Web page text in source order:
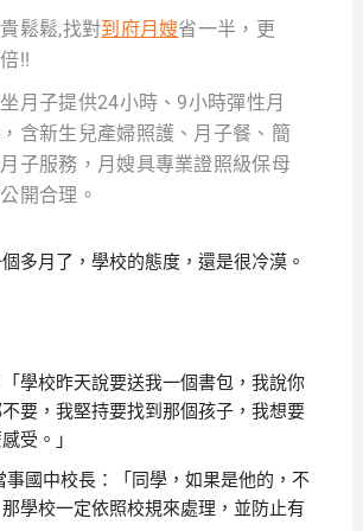
鬆鬆,找對到府月嫂省一半，更
!!
月子提供24小時、9小時彈性月
含新生兒產婦照護、月子餐、簡
子服務，月嫂具專業證照級保母
開合理。
多月了，學校的態度，還是很冷漠。
學校昨天說要送我一個書包，我說你
要，我堅持要找到那個孩子，我想要
受。」
事國中校長：「同學，如果是他的，不
學校一定依照校規來處理，並防止有